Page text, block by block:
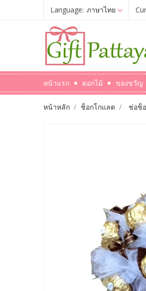
Language: ภาษาไทย
หน้าแรก ดอกไม้ ของขวัญ
หน้าหลัก ช็อกโกแลต ช่อช็